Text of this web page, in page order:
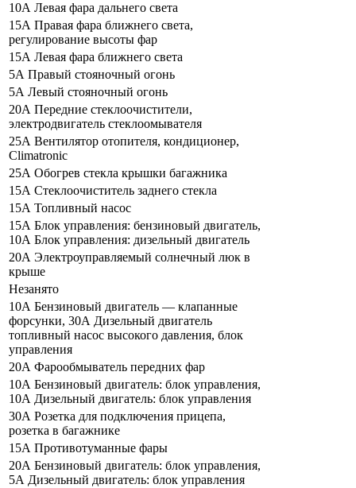
10А Левая фара дальнего света
15А Правая фара ближнего света,
регулирование высоты фар
15А Левая фара ближнего света
5А Правый стояночный огонь
5А Левый стояночный огонь
20А Передние стеклоочистители,
электродвигатель стеклоомывателя
25А Вентилятор отопителя, кондиционер,
Climatronic
25А Обогрев стекла крышки багажника
15А Стеклоочиститель заднего стекла
15А Топливный насос
15А Блок управления: бензиновый двигатель,
10А Блок управления: дизельный двигатель
20А Электроуправляемый солнечный люк в
крыше
Незанято
10А Бензиновый двигатель — клапанные
форсунки, 30А Дизельный двигатель
топливный насос высокого давления, блок
управления
20А Фарообмыватель передних фар
10А Бензиновый двигатель: блок управления,
10А Дизельный двигатель: блок управления
30А Розетка для подключения прицепа,
розетка в багажнике
15А Противотуманные фары
20А Бензиновый двигатель: блок управления,
5А Дизельный двигатель: блок управления